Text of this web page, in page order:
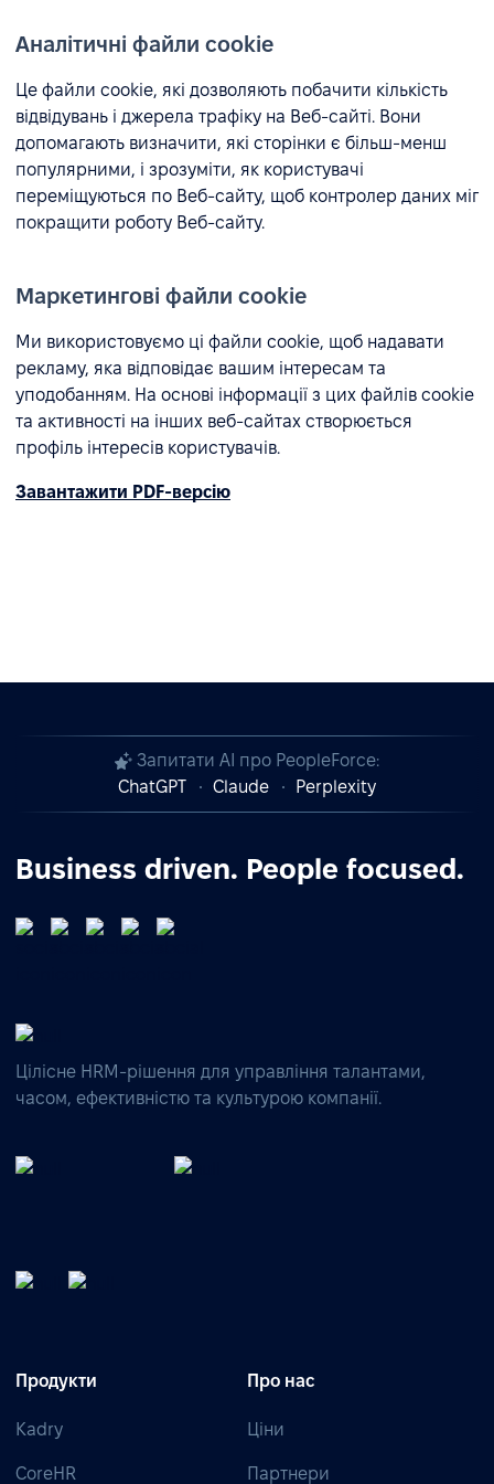
Аналітичні файли cookie
Це файли cookie, які дозволяють побачити кількість
відвідувань і джерела трафіку на Веб-сайті. Вони
допомагають визначити, які сторінки є більш-менш
популярними, і зрозуміти, як користувачі
переміщуються по Веб-сайту, щоб контролер даних міг
покращити роботу Веб-сайту.
Маркетингові файли cookie
Ми використовуємо ці файли cookie, щоб надавати
рекламу, яка відповідає вашим інтересам та
уподобанням. На основі інформації з цих файлів cookie
та активності на інших веб-сайтах створюється
профіль інтересів користувачів.
Завантажити PDF-версію
Запитати AI про PeopleForce:
ChatGPT
Claude Perplexity
Business driven. People focused.
Цілісне HRM-рішення для управління талантами,
часом, ефективністю та культурою компанії.
Продукти
Kadry
CoreHR
Про нас
Ціни
Партнери